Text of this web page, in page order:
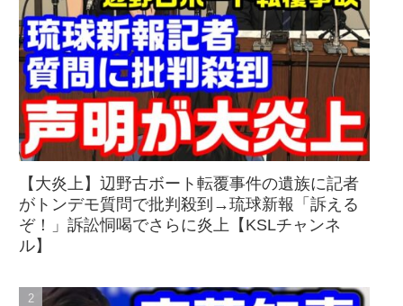
【大炎上】辺野古ボート転覆事件の遺族に記者
がトンデモ質問で批判殺到→琉球新報「訴える
ぞ！」訴訟恫喝でさらに炎上【KSLチャンネ
ル】